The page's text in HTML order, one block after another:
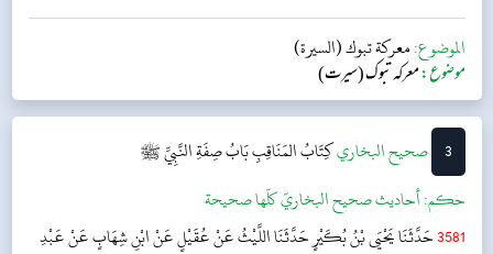
الموضوع:معركة تبوك (السيرة)
موضوع:معرکہ تبوک (سیرت)
3 ‌‌صحيح البخاريكِتَابُ المَنَاقِبِبَابُ صِفَةِ النَّبِيِّ ﷺ
حکم:أحاديث صحيح البخاريّ كلّها صحيحة
3581حَدَّثَنَا يَحْيَى بْنُ بُكَيْرٍ حَدَّثَنَا اللَّيْثُ عَنْ عُقَيْلٍ عَنْ ابْنِ شِهَابٍ عَنْ عَبْدِ